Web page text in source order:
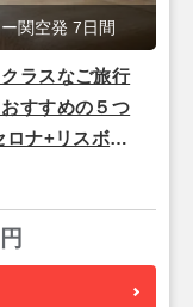
ラスなご旅行
すすめの５つ
ナ+リスボ
エミレーツ
関空発 7日間